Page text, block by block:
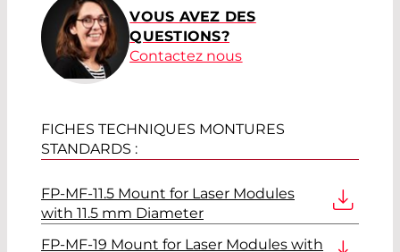
VOUS AVEZ DES
QUESTIONS?
Contactez nous
FICHES TECHNIQUES MONTURES
STANDARDS :
FP-MF-11.5 Mount for Laser Modules
with 11.5 mm Diameter
FP-MF-19 Mount for Laser Modules with